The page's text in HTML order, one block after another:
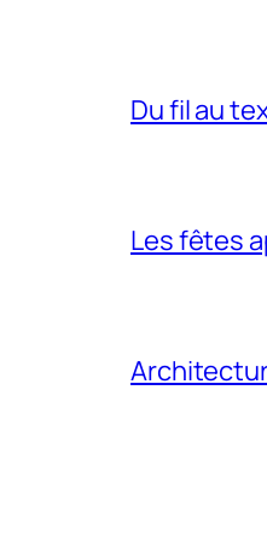
Du fil au
Les fêtes